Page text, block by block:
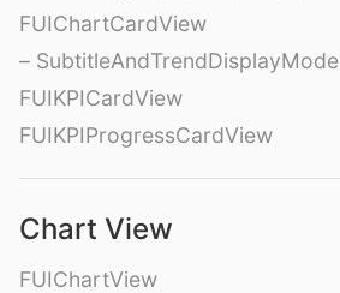
FUIChartCardView
– SubtitleAndTrendDisplayMode
FUIKPICardView
FUIKPIProgressCardView
Chart View
FUIChartView